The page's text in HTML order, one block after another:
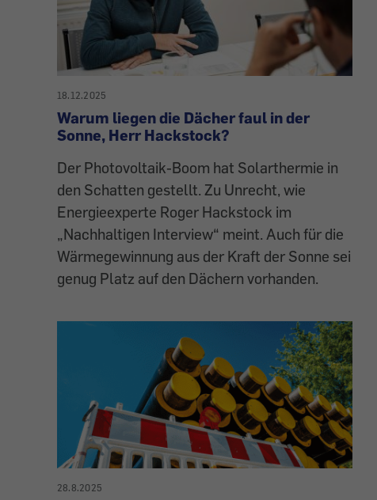
18.12.2025
Warum liegen die Dächer faul in der
Sonne, Herr Hackstock?
Der Photovoltaik-Boom hat Solarthermie in
den Schatten gestellt. Zu Unrecht, wie
Energieexperte Roger Hackstock im
„Nachhaltigen Interview“ meint. Auch für die
Wärmegewinnung aus der Kraft der Sonne sei
genug Platz auf den Dächern vorhanden.
28.8.2025